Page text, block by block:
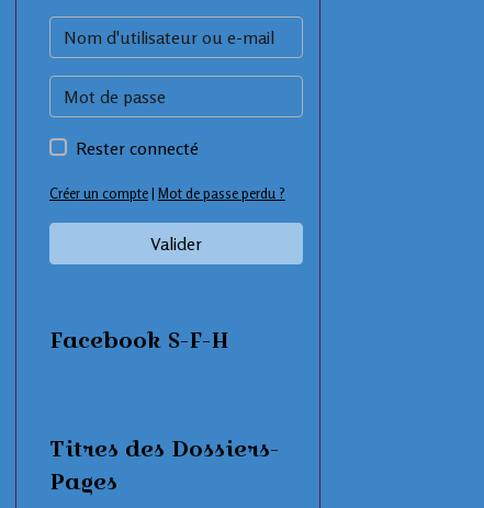
Rester connecté
Créer un compte| Mot de passe perdu ?
Valider
Facebook S-F-H
Titres des Dossiers-
Pages